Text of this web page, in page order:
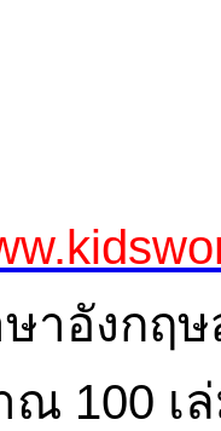
อังกฤษ
100 เ